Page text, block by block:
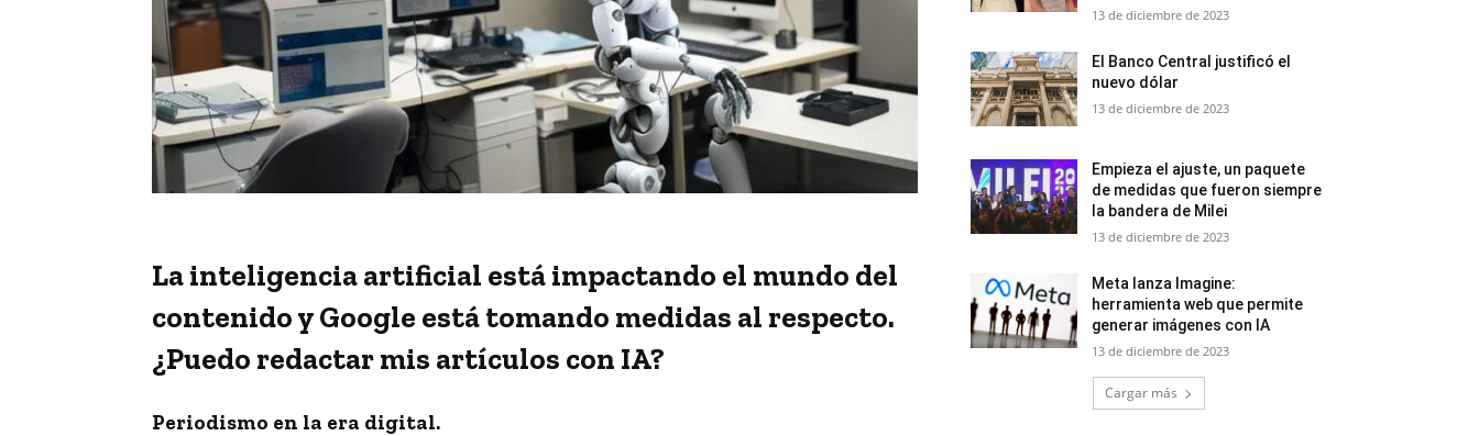
La inteligencia artificial está impactando el mundo del
contenido y Google está tomando medidas al respecto.
¿Puedo redactar mis artículos con IA?
Periodismo en la era digital.
13 de diciembre de 2023
El Banco Central justificó el
nuevo dólar
13 de diciembre de 2023
Empieza el ajuste, un paquete
de medidas que fueron siempre
la bandera de Milei
13 de diciembre de 2023
Meta lanza Imagine:
herramienta web que permite
generar imágenes con IA
13 de diciembre de 2023
Cargar más